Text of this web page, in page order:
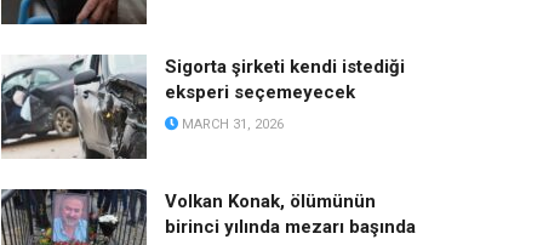
Sigorta şirketi kendi istediği
eksperi seçemeyecek
MARCH 31, 2026
Volkan Konak, ölümünün
birinci yılında mezarı başında